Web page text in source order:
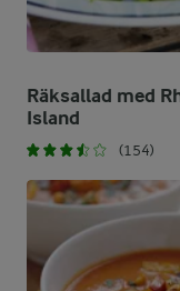
Räksallad med
Island
(154)